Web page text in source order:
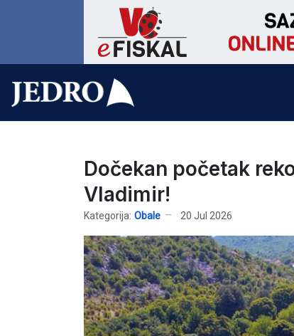
Dočekan početak
Vladimir!
Kategorija: Obale 20 Jul 2026